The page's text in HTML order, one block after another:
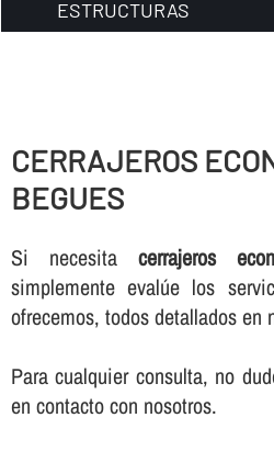
ESTRUCTURAS
CERRAJEROS
BEGUES
Si necesita cerrajeros
simplemente evalúe los
ofrecemos, todos detallados en
Para cualquier consulta, no
en contacto con nosotros.